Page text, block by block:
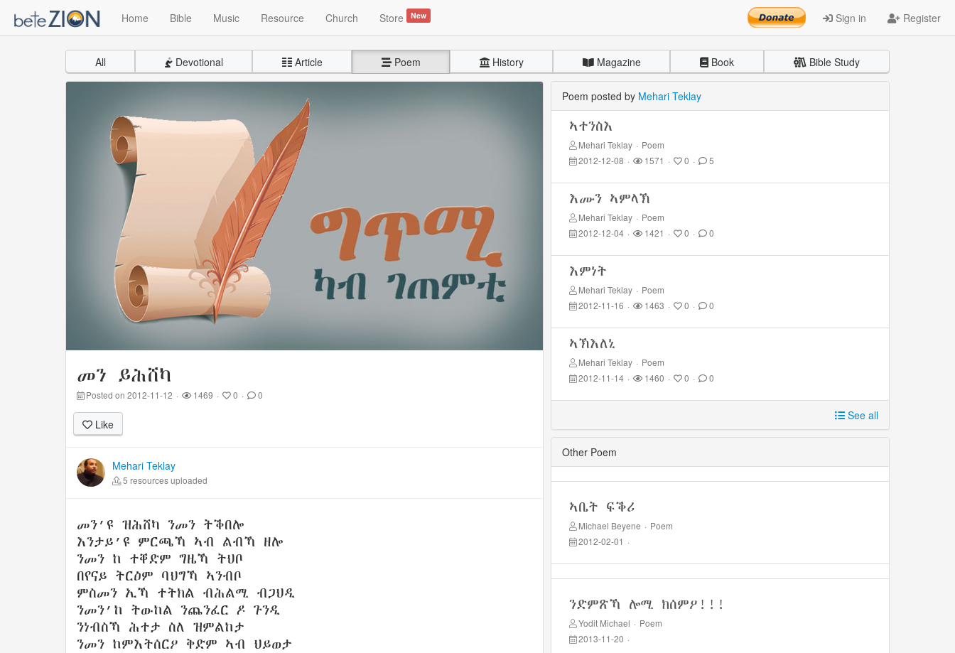
Home Bible Music Resource Church Store New Sign in Register
All Devotional Article Poem History Magazine Book Bible Study
መን ይሕሸካ
Posted on 2012-11-12 · 1469 · 0 · 0
Like
Mehari Teklay
5 resources uploaded
መን’ዩ ዝሕሸካ ንመን ትቕበሎ
እንታይ’ዩ ምርጫኻ ኣብ ልብኻ ዘሎ
ንመን ከ ተቐድም ግዜኻ ትህቦ
በየናይ ትርዕም ባህግኻ ኣንብቦ
ምስመን ኢኻ ተትክል ብሕልሚ ብጋህዲ
ንመን’ከ ትውከል ንጨንፈር ዶ ጉንዲ
ንነብስኻ ሕተታ ስለ ዝምልከታ
ንመን ከምእትሰርዖ ቅድም ኣብ ህይወታ
Poem posted by Mehari Teklay
ኣተንስእ
Mehari Teklay · Poem
2012-12-08 · 1571 · 0 · 5
እሙን ኣምላኽ
Mehari Teklay · Poem
2012-12-04 · 1421 · 0 · 0
እምነት
Mehari Teklay · Poem
2012-11-16 · 1463 · 0 · 0
ኣኽእለኒ
Mehari Teklay · Poem
2012-11-14 · 1460 · 0 · 0
See all
Other Poem
ኣቤት ፍቕሪ
Michael Beyene · Poem
2012-02-01 ·
ንድምጽኻ ሎሚ ክሰምዖ!!!
Yodit Michael · Poem
2013-11-20 ·